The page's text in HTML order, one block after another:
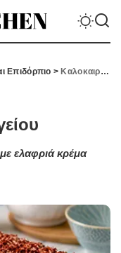
Επιδόρπιο > Καλοκαιρινό γλυκό ψυγείου
ελαφριά κρέμα